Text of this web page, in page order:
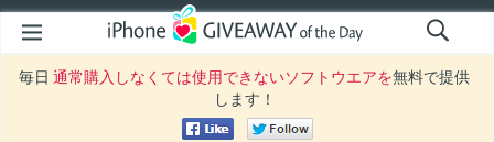
毎日 通常購入しなくては使用できないソフトウエアを無料で提供
します！